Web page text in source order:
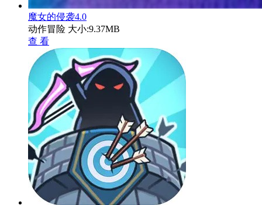
魔女的侵袭4.0
动作冒险 大小:9.37MB
查 看